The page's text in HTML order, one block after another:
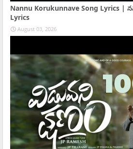
Nannu Korukunnave Song Lyrics |
Lyrics
August 03, 2026